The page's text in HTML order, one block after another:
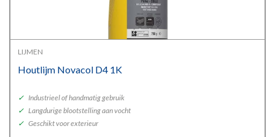
LIJMEN
Houtlijm Novacol D4 1K
✓ Industrieel of handmatig gebruik
✓ Langdurige blootstelling aan vocht
✓ Geschikt voor exterieur